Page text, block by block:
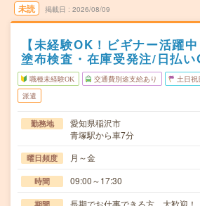
未読 掲載日 2026/08/09
【未経験OK！ビギナー活躍
塗布検査・在庫受発注/日払い
職種未経験OK 交通費別途支給あり 土日祝
派遣
勤務地
愛知県稲沢市
青塚駅から車7分
曜日頻度 月～金
時間 09:00～17:30
長期でお仕事できる方、大歓迎！